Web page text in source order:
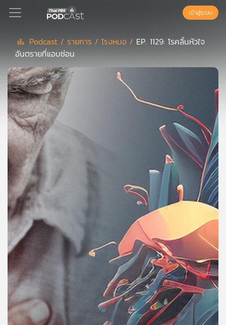
Podcast
เพล
ย์
ลิ
สต์
แนะนำ
เพล
ย์
ลิ
สต์
ของ
คุณ
เพลง
บทความ
เข้าสู่ระบบ
Podcast / รายการ /โรงหมอ / EP. 1129: โรคลิ้นหัวใจ
อันตรายที่แอบซ่อน